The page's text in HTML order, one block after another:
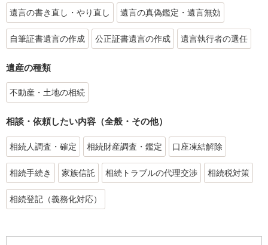
遺言の書き直し・やり直し 遺言の真偽鑑定・遺言無効
自筆証書遺言の作成 公正証書遺言の作成 遺言執行者の選任
遺産の種類
不動産・土地の相続
相談・依頼したい内容（全般・その他）
相続人調査・確定 相続財産調査・鑑定 口座凍結解除
相続手続き 家族信託 相続トラブルの代理交渉 相続税対策
相続登記（義務化対応）